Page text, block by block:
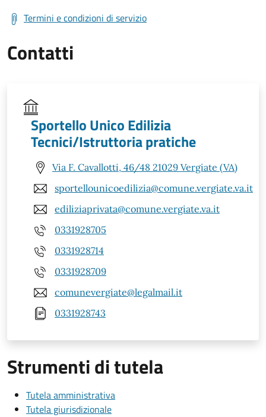
Termini e condizioni di servizio
Contatti
Sportello Unico Edilizia
Tecnici/Istruttoria pratiche
Via F. Cavallotti, 46/48 21029 Vergiate (VA)
sportellounicoedilizia@comune.vergiate.va.it
ediliziaprivata@comune.vergiate.va.it
0331928705
0331928714
0331928709
comunevergiate@legalmail.it
0331928743
Strumenti di tutela
Tutela amministrativa
Tutela giurisdizionale